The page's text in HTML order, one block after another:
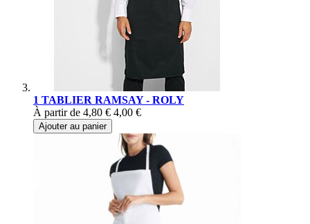
1 TABLIER RAMSAY - ROLY
À partir de 4,80 € 4,00 €
Ajouter au panier